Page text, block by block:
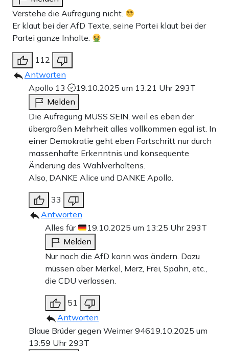
„essayistische Texturen mit sehr freien Zitationen“.
Interessant, dass Weimer hier eben jenes Wort,
„Texturen“, verwendete, das trotz seiner seltenen Nutzung
in der deutschen Sprache auch der Stellungnahme von
The Europeanzu entnehmen ist. In seiner Antwort an die
teilte der jetzige Kulturstaatsminister dann noch mit,
in der Regel würde er die „Urheber bestimmter Gedanken
oder Formulierungen“ transparent festhalten, sei das nicht
passiert, so sei das „gewiss ein Fehler“.
Ob die betroffenen Stellen tatsächlich ausschlaggebend
sind – immerhin handelt es sich nicht um eine
wissenschaftliche Arbeit, da hat Weimer recht –, ist aber
fraglich. Es zeigt dennoch eine Methode, die sich
offenbar auch beiThe Europeanjahrelang bewährt hat.
Und nicht nur da: Bereits 2011, da war Weimer noch
Chefredakteur desFocus, wurden Vorwürfe laut, er würde
alte Texte erneut veröffentlichen, also praktisch recyceln.
Dafür nutzte er offenbar nicht nur hauseigene Artikel,
sondern auch eigene Publikationen, die aus seiner Zeit
Cicero
stammten, das berichtete damals die
FachzeitschriftW & V
Verstehe die Aufregung nicht.
Er klaut bei der AfD Texte, seine Partei klaut bei der
Partei ganze Inhalte.
112
Antworten
Apollo 13
19.10.2025 um 13:21 Uhr 293T
Melden
Die Aufregung MUSS SEIN, weil es eben der
übergroßen Mehrheit alles vollkommen egal ist. In
einer Demokratie geht eben Fortschritt nur durch
massenhafte Erkenntnis und konsequente
Änderung des Wahlverhaltens.
Also, DANKE Alice und DANKE Apollo.
33
Antworten
Alles für
19.10.2025 um 13:25 Uhr 293T
Melden
Nur noch die AfD kann was ändern. Dazu
müssen aber Merkel, Merz, Frei, Spahn, etc.,
die CDU verlassen.
51
Antworten
Blaue Brüder gegen Weimer 94619.10.2025 um
13:59 Uhr 293T